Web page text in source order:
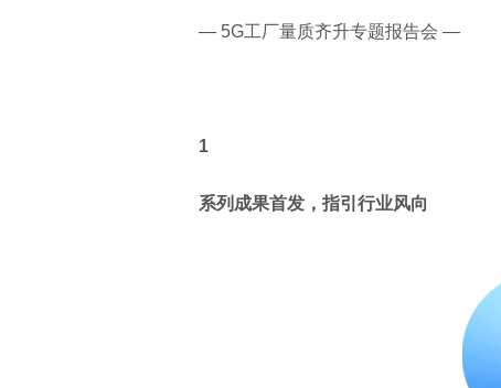
— 5G工厂量质齐升专题报告会 —
1
系列成果首发，指引行业风向